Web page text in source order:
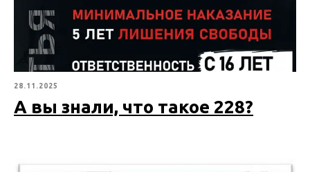
28.11.2025
А вы знали, что такое 228?